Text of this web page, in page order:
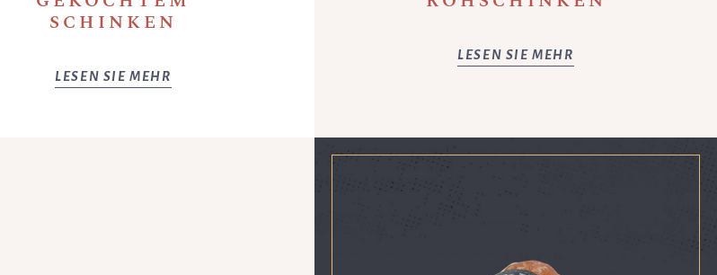
SCHINKEN
LESEN SIE MEHR
LESEN SIE MEHR